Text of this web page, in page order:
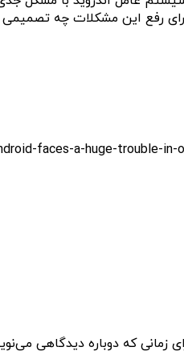
زمانی که دوباره دیدگاهی